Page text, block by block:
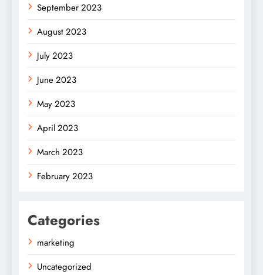
September 2023
August 2023
July 2023
June 2023
May 2023
April 2023
March 2023
February 2023
Categories
marketing
Uncategorized